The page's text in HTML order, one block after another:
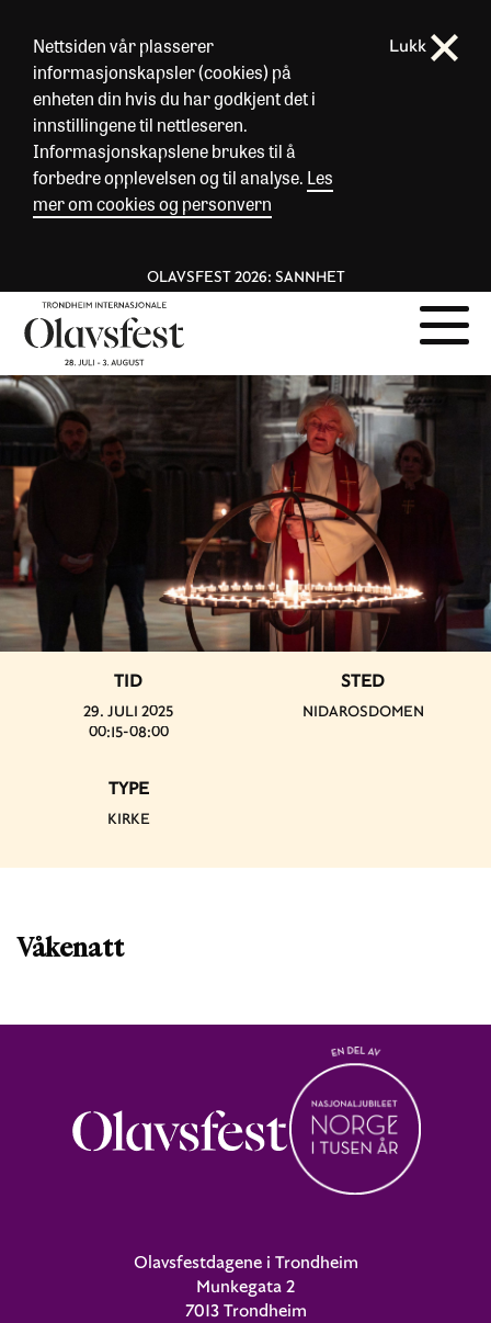
Nettsiden vår plasserer
informasjonskapsler (cookies) på
enheten din hvis du har godkjent det i
innstillingene til nettleseren.
Informasjonskapslene brukes til å
forbedre opplevelsen og til analyse. Les
mer om cookies og personvern
Lukk
OLAVSFEST 2026: SANNHET
Våkenatt
TID
29. JULI 2025
00:15-08:00
STED
NIDAROSDOMEN
TYPE
KIRKE
Olavsfestdagene i Trondheim
Munkegata 2
7013 Trondheim